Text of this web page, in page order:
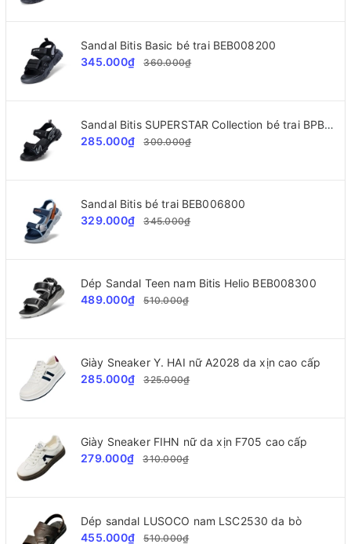
Sandal Bitis Basic bé trai BEB008200
345.000₫
360.000₫
Sandal Bitis SUPERSTAR Collection bé trai BPB002300
285.000₫
300.000₫
Sandal Bitis bé trai BEB006800
329.000₫
345.000₫
Dép Sandal Teen nam Bitis Helio BEB008300
489.000₫
510.000₫
Giày Sneaker Y. HAI nữ A2028 da xịn cao cấp
285.000₫
325.000₫
Giày Sneaker FIHN nữ da xịn F705 cao cấp
279.000₫
310.000₫
Dép sandal LUSOCO nam LSC2530 da bò
455.000₫
510.000₫